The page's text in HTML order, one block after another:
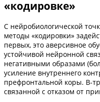
«кодировке»
С нейробиологической
методы «кодировки»
первых, это аверсивное
устойчивой нейронной
негативными образами
усиление внутреннего
префронтальной коры. В-
связанной с отказом от